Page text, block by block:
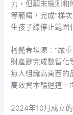
力，但顛末檢測和
等範疇，完成“梯
生孩子線停止範圍
柯艷春坦陳：“嚴
財產鏈完成數智化
無人組織高東西的
高效資本輪迴這一
2024年10月成立